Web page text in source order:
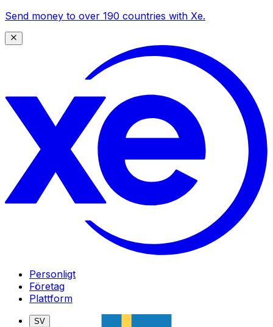
Send money to over 190 countries with Xe.
Personligt
Företag
Plattform
SV